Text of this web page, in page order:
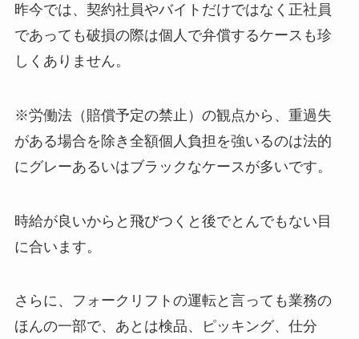
昨今では、契約社員やバイトだけではなく正社員
であっても破損の際は個人で弁償するケースも珍
しくありません。
※労働法（賠償予定の禁止）の観点から、重過失
がある場合を除き全額個人負担を強いるのは法的
にグレーあるいはブラックなケースが多いです。
時給が良いからと飛びつくと後でとんでもない目
に合います。
さらに、フォークリフトの運転と言っても業務の
ほんの一部で、あとは検品、ピッキング、仕分